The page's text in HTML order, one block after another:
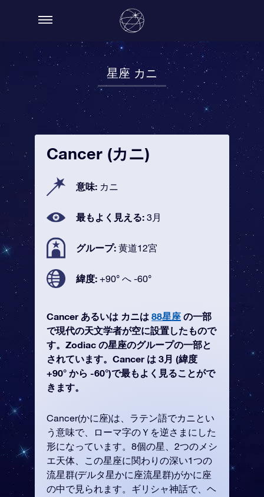
星座 カニ
Cancer (カニ)
意味: カニ
最もよく見える: 3月
グループ: 黄道12宮
緯度: +90° へ -60°
Cancer あるいは カニは 88星座 の一部
で現代の天文学者が空に設置したもので
す。Zodiac の星座のグループの一部と
されています。Cancer は 3月 (緯度
+90° から -60°)で最もよく見ることがで
きます。
Cancer(かに座)は、ラテン語でカニとい
う意味で、ローマ字のＹを逆さまにした
形になっています。8個の星、2つのメシ
エ天体、この星座に関わりの深い1つの
流星群(デルタ星かに座流星群)がかに座
の中で見られます。ギリシャ神話で、ヘ